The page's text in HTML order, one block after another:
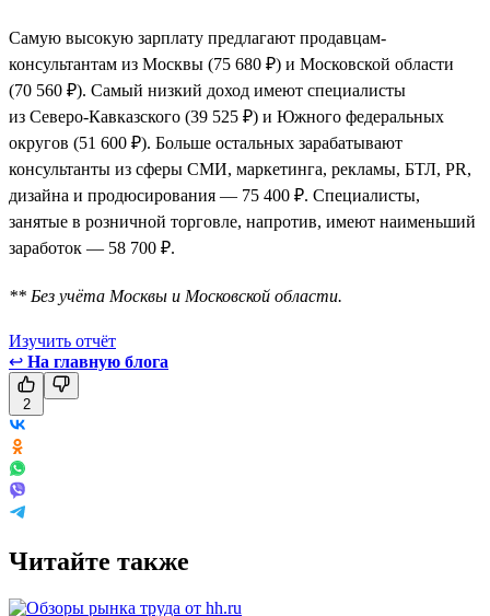
Самую высокую зарплату предлагают продавцам-
консультантам из Москвы (75 680 ₽) и Московской области
(70 560 ₽). Самый низкий доход имеют специалисты
из Северо-Кавказского (39 525 ₽) и Южного федеральных
округов (51 600 ₽). Больше остальных зарабатывают
консультанты из сферы СМИ, маркетинга, рекламы, БТЛ, PR,
дизайна и продюсирования — 75 400 ₽. Специалисты,
занятые в розничной торговле, напротив, имеют наименьший
заработок — 58 700 ₽.
** Без учёта Москвы и Московской области.
Изучить отчёт
↩ На главную блога
2
Читайте также